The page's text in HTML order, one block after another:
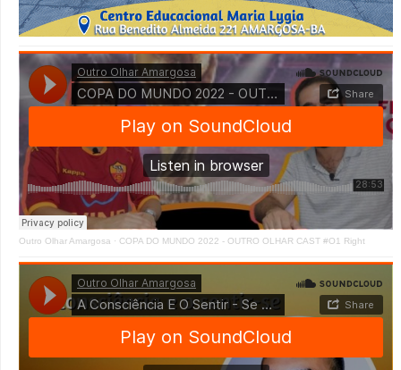
Outro Olhar Amargosa · COPA DO MUNDO 2022 - OUTRO OLHAR CAST #O1 Right